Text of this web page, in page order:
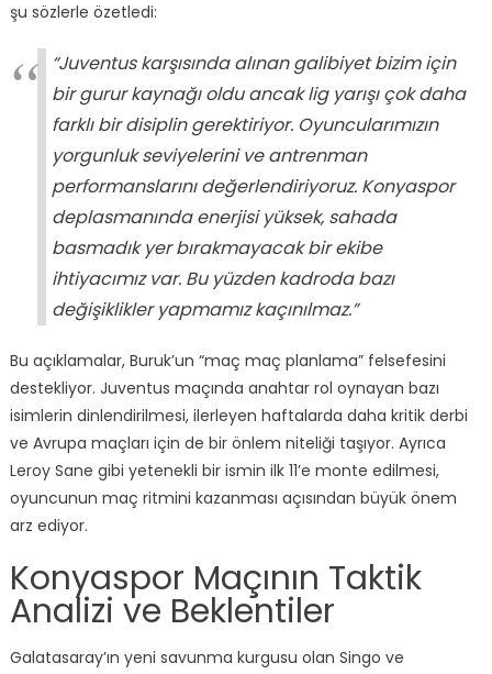
şu sözlerle özetledi:
“Juventus karşısında alınan galibiyet bizim için
bir gurur kaynağı oldu ancak lig yarışı çok daha
farklı bir disiplin gerektiriyor. Oyuncularımızın
yorgunluk seviyelerini ve antrenman
performanslarını değerlendiriyoruz. Konyaspor
deplasmanında enerjisi yüksek, sahada
basmadık yer bırakmayacak bir ekibe
ihtiyacımız var. Bu yüzden kadroda bazı
değişiklikler yapmamız kaçınılmaz.”
Bu açıklamalar, Buruk’un “maç maç planlama” felsefesini
destekliyor. Juventus maçında anahtar rol oynayan bazı
isimlerin dinlendirilmesi, ilerleyen haftalarda daha kritik derbi
ve Avrupa maçları için de bir önlem niteliği taşıyor. Ayrıca
Leroy Sane gibi yetenekli bir ismin ilk 11’e monte edilmesi,
oyuncunun maç ritmini kazanması açısından büyük önem
arz ediyor.
Konyaspor Maçının Taktik
Analizi ve Beklentiler
Galatasaray’ın yeni savunma kurgusu olan Singo ve